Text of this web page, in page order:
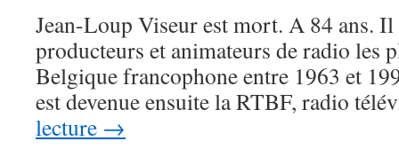
Jean-Loup Viseur est mort. A 84 ans. Il
producteurs et animateurs de radio les
Belgique francophone entre 1963 et
est devenue ensuite la RTBF, radio
lecture →